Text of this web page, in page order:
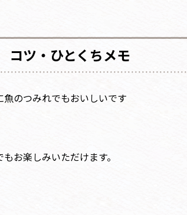
コツ・ひとくちメモ
のつみれでもおいしいです
お楽しみいただけます。